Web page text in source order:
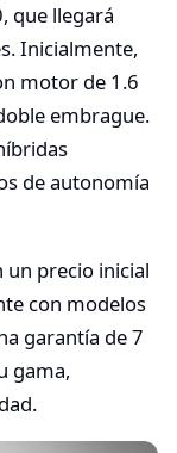
que llegará
Inicialmente,
motor de 1.6
embrague.
de autonomía
un precio inicial
con modelos
garantía de 7
gama,